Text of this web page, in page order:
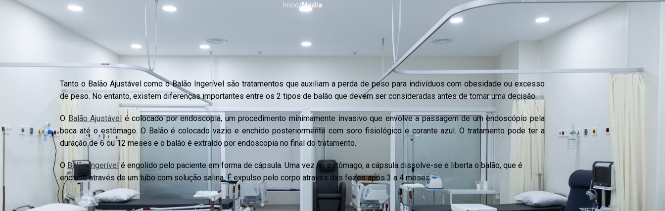
Início/Media
Balão Ajustável vs Balão Ingerível: Principais diferenças
Tanto o Balão Ajustável como o Balão Ingerível são tratamentos que auxiliam a perda de peso para indivíduos com obesidade ou excesso
de peso. No entanto, existem diferenças importantes entre os 2 tipos de balão que devem ser consideradas antes de tomar uma decisão.
O Balão Ajustável é colocado por endoscopia, um procedimento minimamente invasivo que envolve a passagem de um endoscópio pela
boca até o estômago. O Balão é colocado vazio e enchido posteriormente com soro fisiológico e corante azul. O tratamento pode ter a
duração de 6 ou 12 meses e o balão é extraído por endoscopia no final do tratamento.
O Balão Ingerível é engolido pelo paciente em forma de cápsula. Uma vez no estômago, a cápsula dissolve-se e liberta o balão, que é
enchido através de um tubo com solução salina. É expulso pelo corpo através das fezes após 3 a 4 meses.